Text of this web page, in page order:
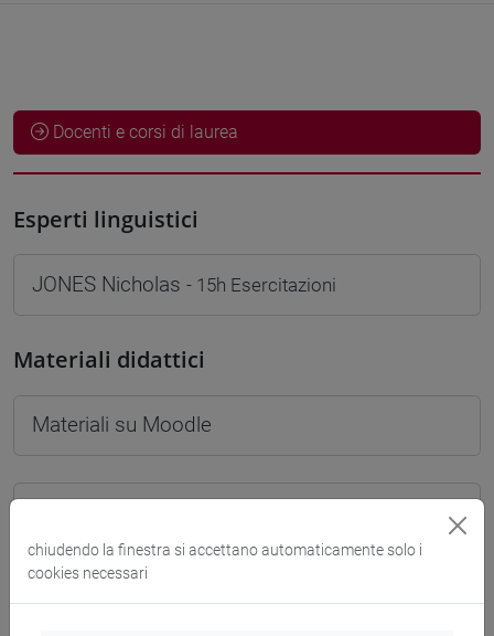
Docenti e corsi di laurea
Esperti linguistici
JONES Nicholas - 15h Esercitazioni
Materiali didattici
Materiali su Moodle
[FTR2] FILOSOFIA - Laurea
filosofia/
chiudendo la finestra si accettano automaticamente solo i
cookies necessari